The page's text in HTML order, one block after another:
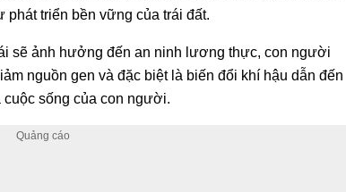
triển bền vững của trái đất.
sẽ ảnh hưởng đến an ninh lương thực, con người
nguồn gen và đặc biệt là biến đổi khí hậu dẫn đến
cuộc sống của con người.